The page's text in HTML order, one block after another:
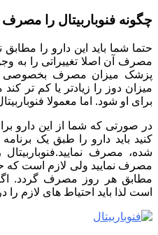
چگونه فنوباربیتال را مصرف
حتما شما باید این دارو را
مصرف آن اصلا تغییراتی را به
پزشک میزان مصرف بخصوصی
میزان دوز را زیادتر یا کم تر
برای او شود. اما معمولا
در صورتی که شما از این دارو
کنید باید دارو را طبق یک
شده، مصرف نمایید.فنوباربیتال
مصرف نمایید ولی لازم است
مطابق هر روز مصرف گردد.
است لذا باید احتیاط های لازم را